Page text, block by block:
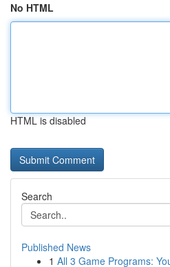
No HTML
HTML is disabled
Search
Published News
1 All 3 Game Programs: